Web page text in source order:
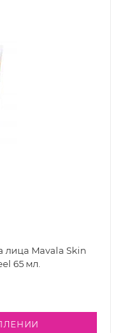
лица Mavala Skin
65 мл.